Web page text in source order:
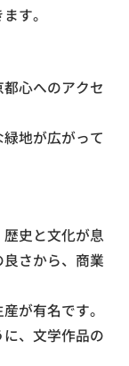
す。
心へのアクセ
地が広がって
史と文化が息
さから、商業
が有名です。
、文学作品の